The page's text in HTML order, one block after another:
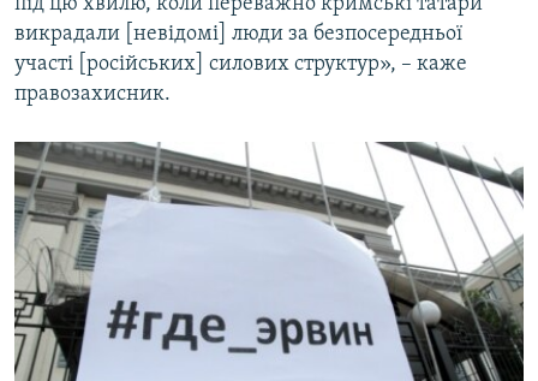
під цю хвилю, коли переважно кримські татари
викрадали [невідомі] люди за безпосередньої
участі [російських] силових структур», – каже
правозахисник.